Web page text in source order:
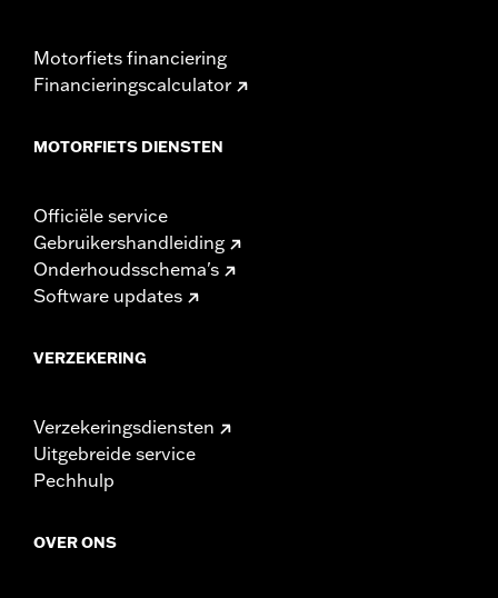
Motorfiets financiering
Financieringscalculator
MOTORFIETS DIENSTEN
Officiële service
Gebruikershandleiding
Onderhoudsschema's
Software updates
VERZEKERING
Verzekeringsdiensten
Uitgebreide service
Pechhulp
OVER ONS